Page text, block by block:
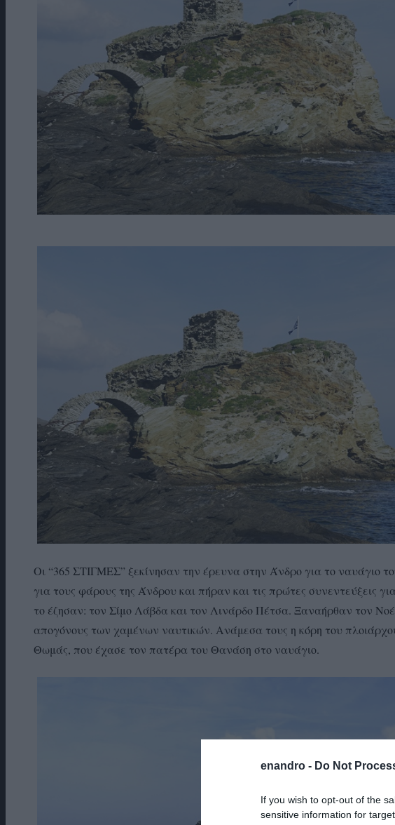
enandro - Do Not
If you wish to opt-out of the
sensitive information for
Οι “365 ΣΤΙΓΜΕΣ” ξεκίνησαν την έρευνα στην Άνδρο για το ναυάγιο
για τους φάρους της Άνδρου και πήραν και τις πρώτες συνεντεύξεις
το έζησαν: τον Σίμο Λάβδα και τον Λινάρδο Πέτσα. Ξαναήρθαν τον
απογόνους των χαμένων ναυτικών. Ανάμεσα τους η κόρη του
Θωμάς, που έχασε τον πατέρα του Θανάση στο ναυάγιο.